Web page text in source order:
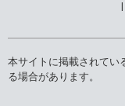
本サイトに掲載されてい
る場合があります。